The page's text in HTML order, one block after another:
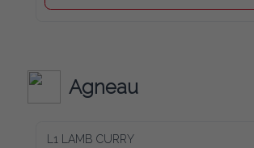
Agneau
L1 LAMB CURRY